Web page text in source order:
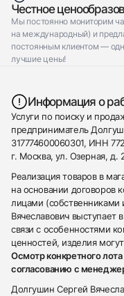
Честное
Мы постоянно мониторим
на международный) и
постоянным клиентом —
лучшие цены!
Информация о
Услуги по поиску и
предприниматель
317774600060301, ИНН
г. Москва, ул. Озерная, д.
Реализация товаров в
на основании договоров
лицами
Вячеславович выступает
связи с особенностями
ценностей, изделия
Осмотр конкретного
согласованию с
Долгушин Сергей